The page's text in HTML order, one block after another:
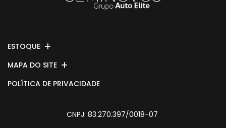
ESTOQUE
MAPA DO SITE
POLÍTICA DE PRIVACIDADE
CNPJ: 83.270.397/0018-07